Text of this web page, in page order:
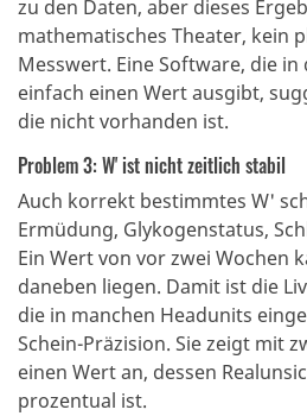
zu den Daten, aber dieses
mathematisches Theater, kein
Messwert. Eine Software, die
einfach einen Wert ausgibt,
die nicht vorhanden ist.
Problem 3: W' ist nicht zeitlich stabil
Auch korrekt bestimmtes W'
Ermüdung, Glykogenstatus,
Ein Wert von vor zwei Wochen
daneben liegen. Damit ist die
die in manchen Headunits
Schein-Präzision. Sie zeigt mit
einen Wert an, dessen
prozentual ist.